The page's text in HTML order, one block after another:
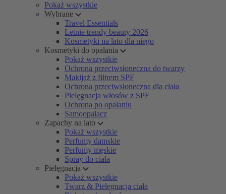
Pokaż wszystkie
Wybrane
Travel Essentials
Letnie trendy beauty 2026
Kosmetyki na lato dla niego
Kosmetyki do opalania
Pokaż wszystkie
Ochrona przeciwsłoneczna do twarzy
Makijaż z filtrem SPF
Ochrona przeciwsłoneczna dla ciała
Pielęgnacja włosów z SPF
Ochrona po opalaniu
Samoopalacz
Zapachy na lato
Pokaż wszystkie
Perfumy damskie
Perfumy męskie
Spray do ciała
Pielęgnacja
Pokaż wszystkie
Twarz & Pielęgnacja ciała